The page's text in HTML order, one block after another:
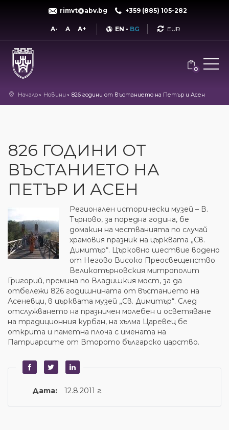
rimvt@abv.bg +359 (885) 105-282
A- A A+ EN - BG Currency
0
Начало Новини 826 години от въстанието на Петър и Асен
826 ГОДИНИ ОТ
ВЪСТАНИЕТО НА
ПЕТЪР И АСЕН
Регионален исторически музей – В.
Търново, за поредна година, бе
домакин на честванията по случай
храмовия празник на църквата „Св.
Димитър“. Църковно шествие водено
от Негово Високо Преосвещенство
Великотърновския митрополит
Григорий, премина по Владишкия мост, за да
отбележи 826 годишнината от въстанието на
Асеневци, в църквата музей „Св. Димитър“. След
отслужването на празничен молебен и осветяване
на традиционния курбан, на хълма Царевец бе
открита и паметна плоча с имената на
Патриарсите от Второто българско царство.
Дата: 12.8.2011 г.